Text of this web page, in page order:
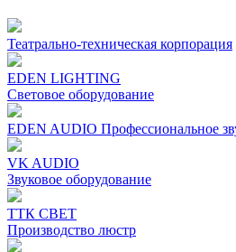
Театрально-техническая корпорация
EDEN LIGHTING
Световое оборудование
EDEN AUDIO Профессиональное
VK AUDIO
Звуковое оборудование
ТТК СВЕТ
Производство люстр